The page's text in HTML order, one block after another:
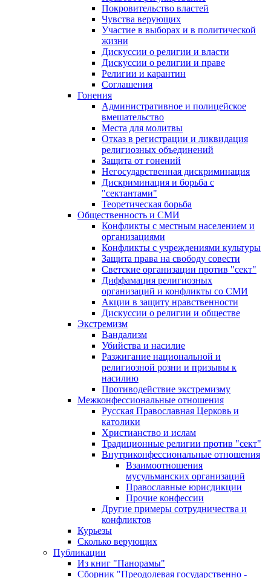
Покровительство властей
Чувства верующих
Участие в выборах и в политической
жизни
Дискуссии о религии и власти
Дискуссии о религии и праве
Религии и карантин
Соглашения
Гонения
Административное и полицейское
вмешательство
Места для молитвы
Отказ в регистрации и ликвидация
религиозных объединений
Защита от гонений
Негосударственная дискриминация
Дискриминация и борьба с
"сектантами"
Теоретическая борьба
Общественность и СМИ
Конфликты с местным населением и
организациями
Конфликты с учреждениями культуры
Защита права на свободу совести
Светские организации против "сект"
Диффамация религиозных
организаций и конфликты со СМИ
Акции в защиту нравственности
Дискуссии о религии и обществе
Экстремизм
Вандализм
Убийства и насилие
Разжигание национальной и
религиозной розни и призывы к
насилию
Противодействие экстремизму
Межконфессиональные отношения
Русская Православная Церковь и
католики
Христианство и ислам
Традиционные религии против "сект"
Внутриконфессиональные отношения
Взаимоотношения
мусульманских организаций
Православные юрисдикции
Прочие конфессии
Другие примеры сотрудничества и
конфликтов
Курьезы
Сколько верующих
Публикации
Из книг "Панорамы"
Сборник "Преодолевая государственно -